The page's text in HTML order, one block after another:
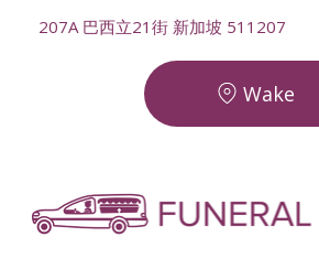
207A 巴西立21街 新加坡 511207
Wake